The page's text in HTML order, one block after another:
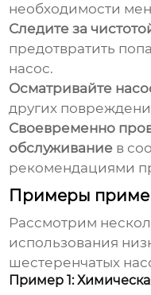
необходимости
Следите за
предотвратить
насос.
Осматривайте
других
Своевременно
обслуживание в
рекомендациями
Примеры
Рассмотрим
использования
шестеренчатых
Пример 1: